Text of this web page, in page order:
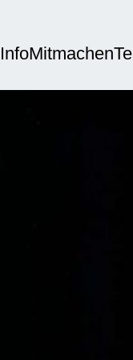
InfoMitmachen